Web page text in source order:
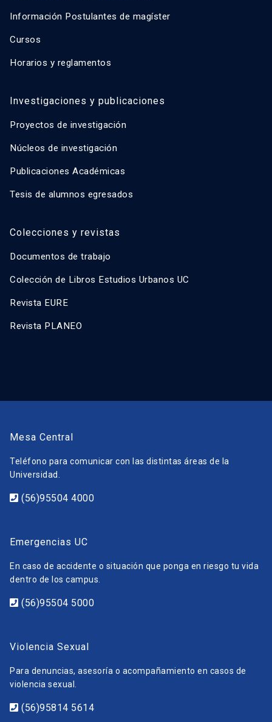
Información Postulantes de magíster
Cursos
Horarios y reglamentos
Investigaciones y publicaciones
Proyectos de investigación
Núcleos de investigación
Publicaciones Académicas
Tesis de alumnos egresados
Colecciones y revistas
Documentos de trabajo
Colección de Libros Estudios Urbanos UC
Revista EURE
Revista PLANEO
Mesa Central
Teléfono para comunicar con las distintas áreas de la
Universidad.
(56)95504 4000
Emergencias UC
En caso de accidente o situación que ponga en riesgo tu vida
dentro de los campus.
(56)95504 5000
Violencia Sexual
Para denuncias, asesoría o acompañamiento en casos de
violencia sexual.
(56)95814 5614